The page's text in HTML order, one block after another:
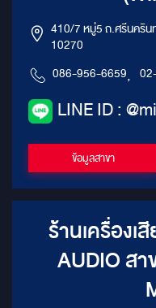
410/7 หมู่5 ถ.ศรีนคริน
10270
086-956-6659,
LINE ID :
ข้อมูลสาขา
ร้านเครื่องเ
AUDIO สาขาราชพฤกษ์ ( Vivi